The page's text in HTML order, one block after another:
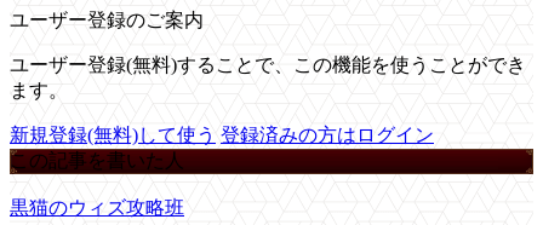
ユーザー登録のご案内
ユーザー登録(無料)することで、この機能を使うことができ
ます。
新規登録(無料)して使う 登録済みの方はログイン
この記事を書いた人
黒猫のウィズ攻略班